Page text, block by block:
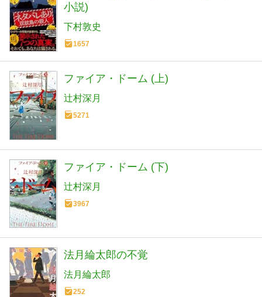
小説)
下村敦史
1657
ファイア・ドーム (上)
辻村深月
5271
ファイア・ドーム (下)
辻村深月
3967
法月綸太郎の不覚
法月綸太郎
252